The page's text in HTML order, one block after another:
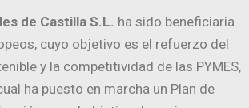
de Castilla S.L. ha sido beneficiaria
cuyo objetivo es el refuerzo del
y la competitividad de las PYMES,
ha puesto en marcha un Plan de